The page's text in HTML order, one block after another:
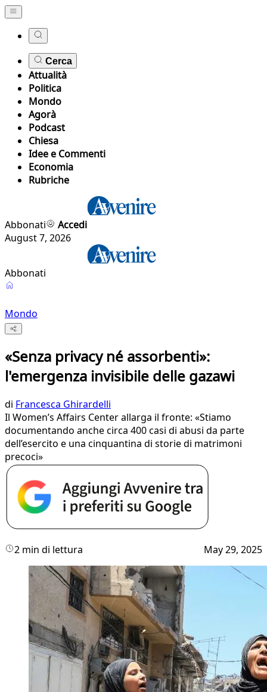
Cerca
Attualità
Politica
Mondo
Agorà
Podcast
Chiesa
Idee e Commenti
Economia
Rubriche
Abbonati
Accedi
August 7, 2026
Abbonati
Mondo
«Senza privacy né assorbenti»:
l'emergenza invisibile delle gazawi
di Francesca Ghirardelli
Il Women’s Affairs Center allarga il fronte: «Stiamo
documentando anche circa 400 casi di abusi da parte
dell’esercito e una cinquantina di storie di matrimoni
precoci»
2 min di lettura May 29, 2025